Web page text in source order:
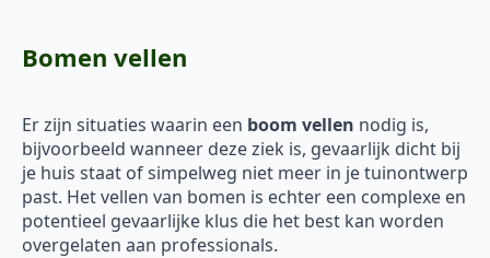
Bomen vellen
Er zijn situaties waarin een boom vellen nodig is,
bijvoorbeeld wanneer deze ziek is, gevaarlijk dicht bij
je huis staat of simpelweg niet meer in je tuinontwerp
past. Het vellen van bomen is echter een complexe en
potentieel gevaarlijke klus die het best kan worden
overgelaten aan professionals.